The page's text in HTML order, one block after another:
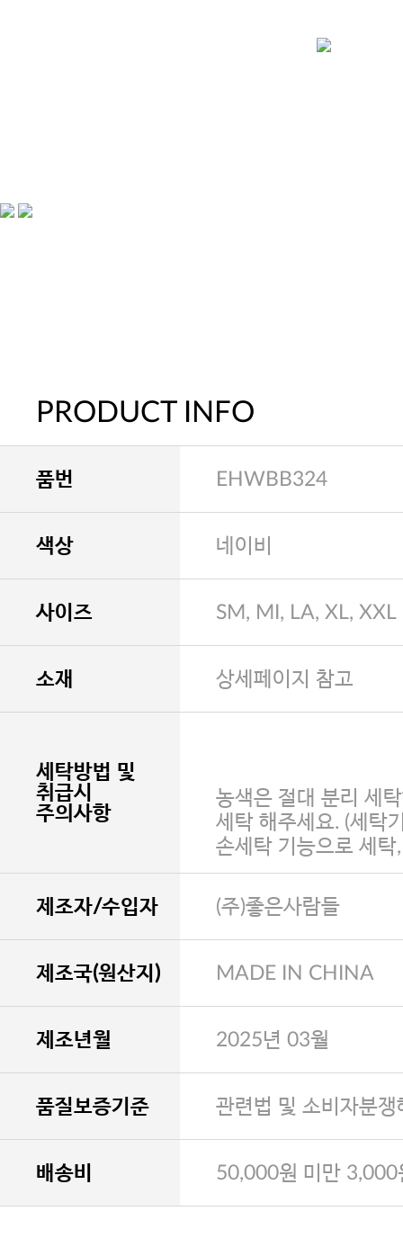
PRODUCT INFO
품번 EHWBB324
색상 네이비
사이즈 SM, MI, LA, XL, XXL
소재 상세페이지 참고
세탁방법 및
취급시
주의사항
농색은 절대 분리 세
세탁 해주세요. (세탁
손세탁 기능으로 세탁
제조자/수입자 (주)좋은사람들
제조국(원산지) MADE IN CHINA
제조년월 2025년 03월
품질보증기준 관련법 및 소비자분
배송비 50,000원 미만 3,000